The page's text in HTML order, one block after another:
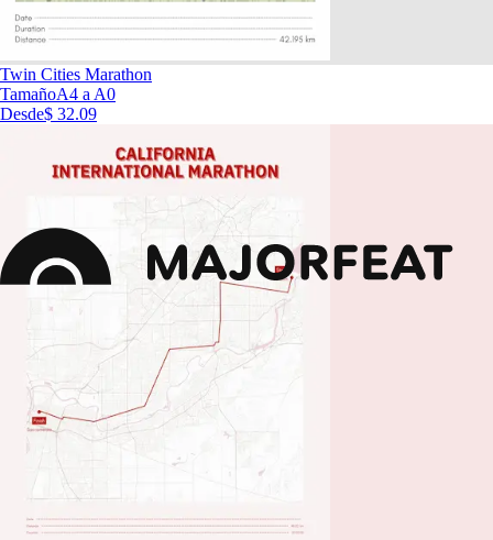
Twin Cities Marathon
TamañoA4 a A0
Desde$ 32.09